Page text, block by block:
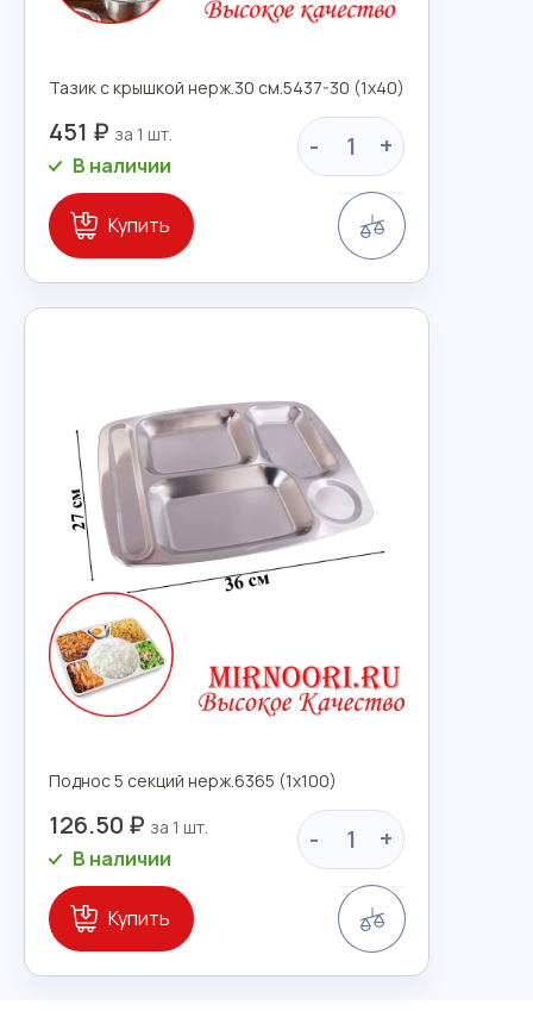
Тазик с крышкой нерж.30 см.5437-30 (1х40)
451 ₽ - +
В наличии
Купить
Поднос 5 секций нерж.6365 (1х100)
126.50 ₽ - +
В наличии
Купить